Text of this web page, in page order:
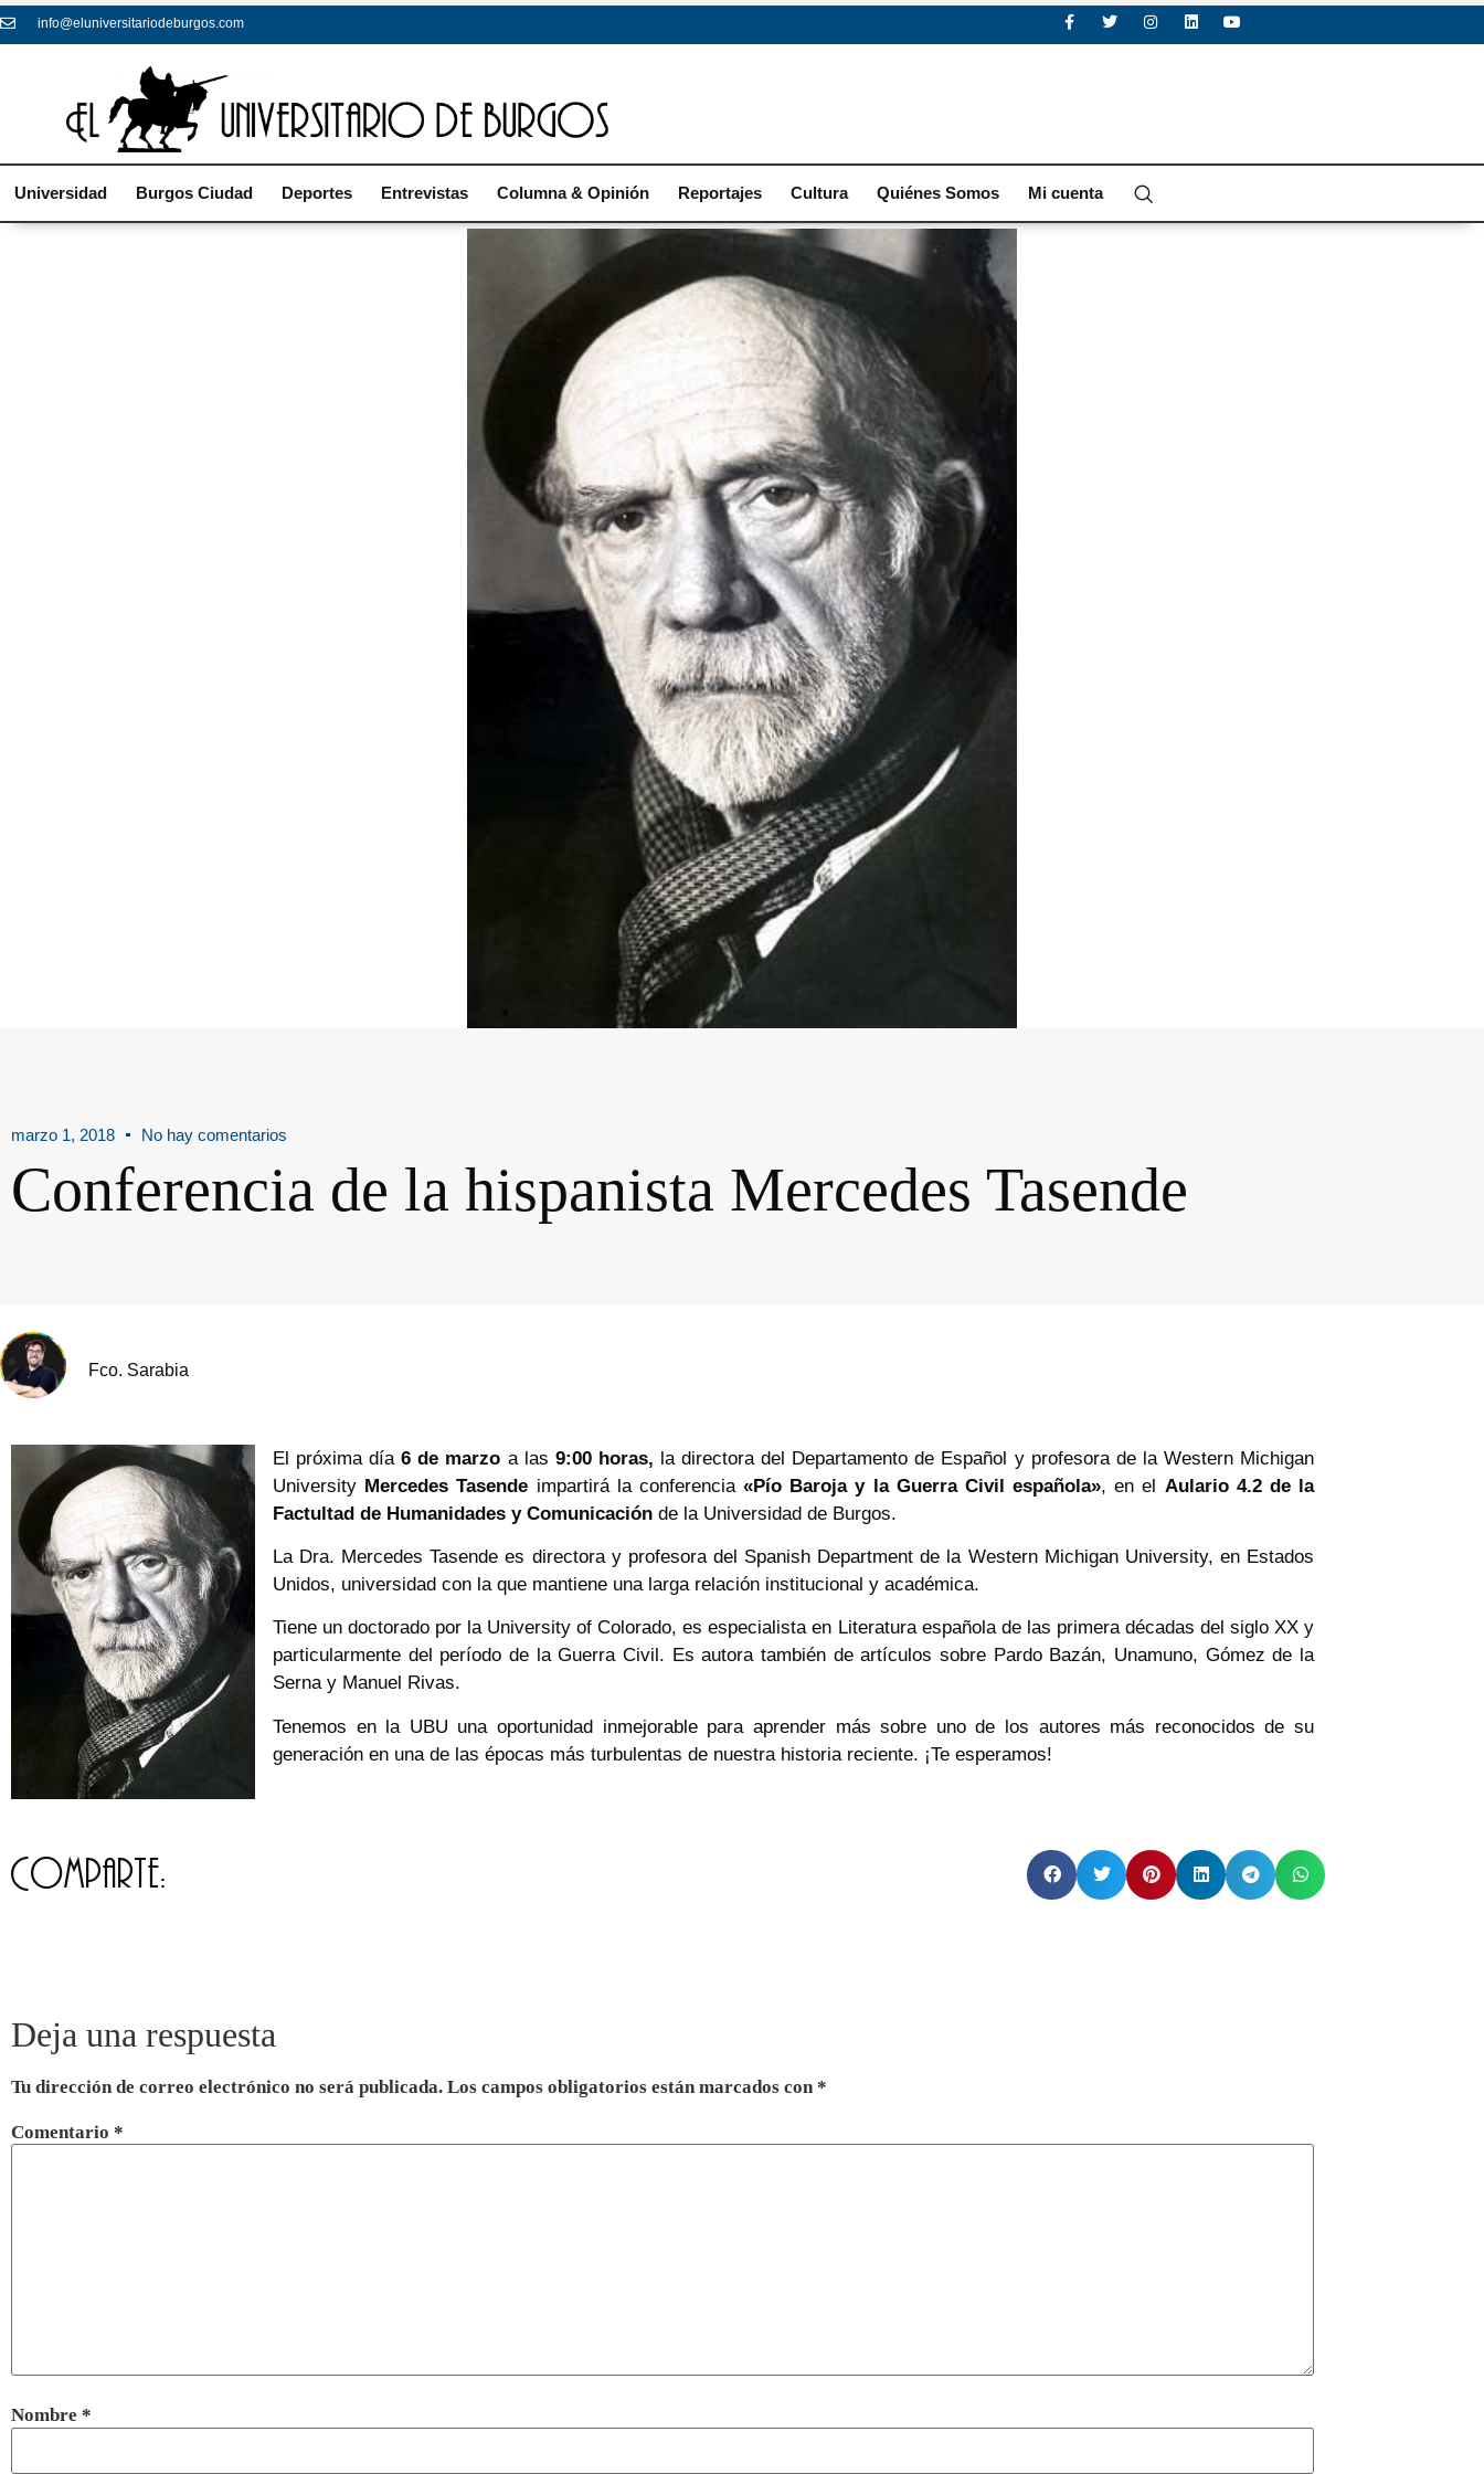
info@eluniversitariodeburgos.com
Universidad Burgos Ciudad Deportes Entrevistas Columna & Opinión Reportajes Cultura Quiénes Somos Mi cuenta
marzo 1, 2018 No hay comentarios
Conferencia de la hispanista Mercedes Tasende
Fco. Sarabia
El próxima día6 de marzo a las 9:00 horas, la directora del Departamento de Español y profesora de la Western Michigan
University Mercedes Tasende impartirá la conferencia«Pío Baroja y la Guerra Civil española», en el Aulario 4.2 de la
Factultad de Humanidades y Comunicación de la Universidad de Burgos.
La Dra. Mercedes Tasende es directora y profesora del Spanish Department de la Western Michigan University, en Estados
Unidos, universidad con la que mantiene una larga relación institucional y académica.
Tiene un doctorado por la University of Colorado, es especialista en Literatura española de las primera décadas del siglo XX y
particularmente del período de la Guerra Civil. Es autora también de artículos sobre Pardo Bazán, Unamuno, Gómez de la
Serna y Manuel Rivas.
Tenemos en la UBU una oportunidad inmejorable para aprender más sobre uno de los autores más reconocidos de su
generación en una de las épocas más turbulentas de nuestra historia reciente. ¡Te esperamos!
Comparte:
Deja una respuesta
Tu dirección de correo electrónico no será publicada. Los campos obligatorios están marcados con*
Comentario *
Nombre *